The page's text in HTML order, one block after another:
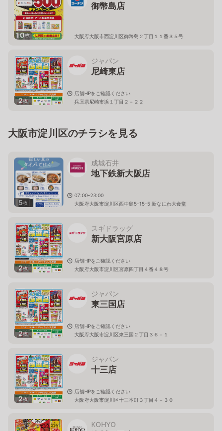
10枚
御幣島店
大阪府大阪市西淀川区御幣島２丁目１１番３５号
2枚
ジャパン
尼崎東店
店舗HPをご確認ください
兵庫県尼崎市浜１丁目２－２２
大阪市淀川区のチラシを見る
5枚
成城石井
地下鉄新大阪店
07:00-23:00
大阪府大阪市淀川区西中島5-15-5 新なにわ大食堂
2枚
スギドラッグ
新大阪宮原店
店舗HPをご確認ください
大阪府大阪市淀川区宮原四丁目４番４８号
2枚
ジャパン
東三国店
店舗HPをご確認ください
大阪府大阪市淀川区東三国２丁目３６－１
2枚
ジャパン
十三店
店舗HPをご確認ください
大阪府大阪市淀川区十三本町３丁目４－３０
KOHYO